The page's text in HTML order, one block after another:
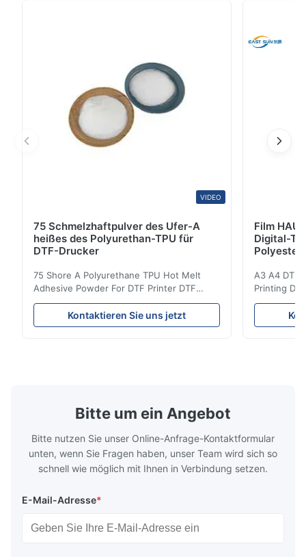
Faktoren wie dem Stofftyp, der ...
VIDEO
75 Schmelzhaftpulver des Ufer-A
heißes des Polyurethan-TPU für
DTF-Drucker
75 Shore A Polyurethane TPU Hot Melt
Adhesive Powder For DTF Printer DTF
Powder Technical Parameters Bonding
Parameters ( reference only) Temperature
110-130℃ Press 0.5-1.5 kg/cm2 Time 8-20
Kontaktieren Sie uns jetzt
Film
Digital-
A3 A4 DTF
Printing
application
textile
pattern
Bitte um ein Angebot
Bitte nutzen Sie unser Online-Anfrage-Kontaktformular
unten, wenn Sie Fragen haben, unser Team wird sich so
schnell wie möglich mit Ihnen in Verbindung setzen.
E-Mail-Adresse*